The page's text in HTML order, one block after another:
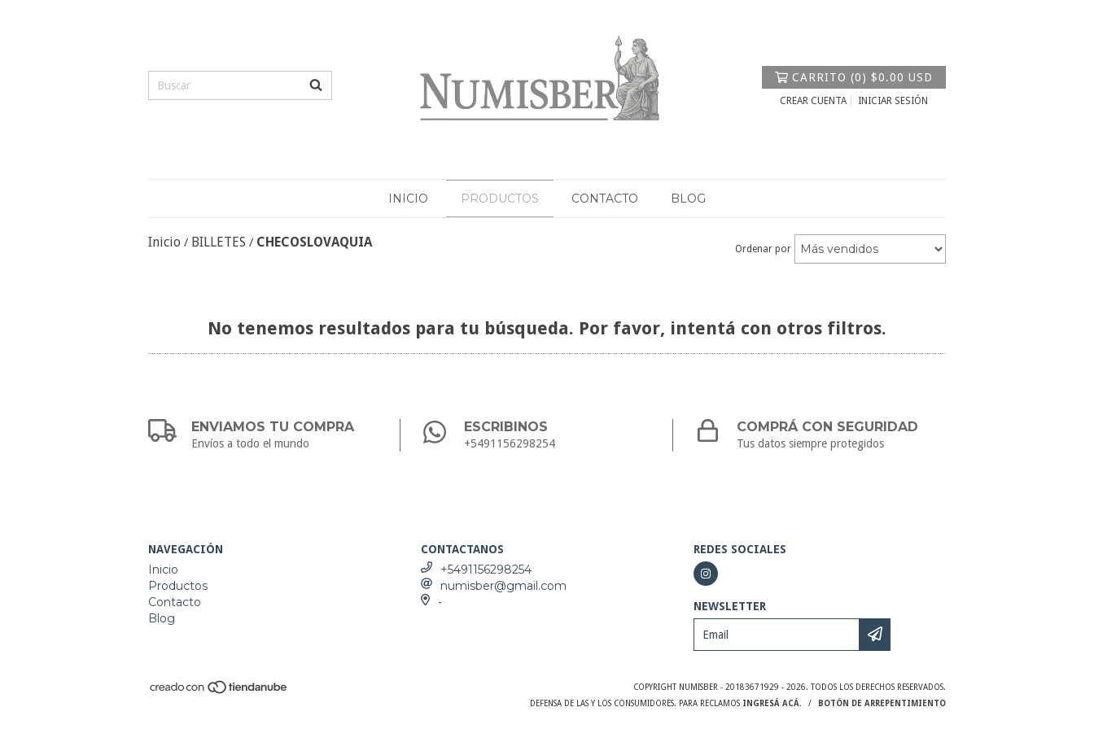
CARRITO (0) $0.00 USD
CREAR CUENTA INICIAR SESIÓN
INICIO PRODUCTOS CONTACTO BLOG
Inicio / BILLETES / CHECOSLOVAQUIA Ordenar por
No tenemos resultados para tu búsqueda. Por favor, intentá con otros filtros.
ENVIAMOS TU COMPRA
Envíos a todo el mundo
ESCRIBINOS
+5491156298254
COMPRÁ CON SEGURIDAD
Tus datos siempre protegidos
NAVEGACIÓN
Inicio
Productos
Contacto
Blog
CONTACTANOS
+5491156298254
numisber@gmail.com
-
REDES SOCIALES
NEWSLETTER
COPYRIGHT NUMISBER - 20183671929 - 2026. TODOS LOS DERECHOS RESERVADOS.
DEFENSA DE LAS Y LOS CONSUMIDORES. PARA RECLAMOS INGRESÁ ACÁ. / BOTÓN DE ARREPENTIMIENTO